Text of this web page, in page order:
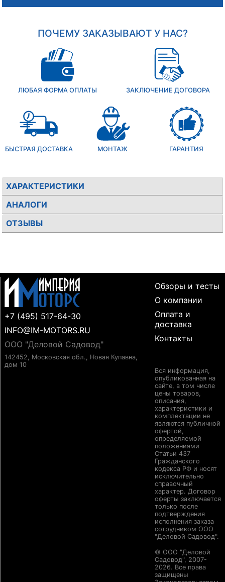
ПОЧЕМУ ЗАКАЗЫВАЮТ У НАС?
ЛЮБАЯ ФОРМА ОПЛАТЫ ЗАКЛЮЧЕНИЕ ДОГОВОРА
БЫСТРАЯ ДОСТАВКА МОНТАЖ ГАРАНТИЯ
ХАРАКТЕРИСТИКИ
АНАЛОГИ
ОТЗЫВЫ
+7 (495) 517-64-30
INFO@IM-MOTORS.RU
ООО "Деловой Садовод"
142452, Московская обл., Новая Купавна,
дом 10
Обзоры и тесты
О компании
Оплата и
доставка
Контакты
Вся информация,
опубликованная на
сайте, в том числе
цены товаров,
описания,
характеристики и
комплектации не
являются публичной
офертой,
определяемой
положениями
Статьи 437
Гражданского
кодекса РФ и носят
исключительно
справочный
характер. Договор
оферты заключается
только после
подтверждения
исполнения заказа
сотрудником ООО
"Деловой Садовод".
© ООО "Деловой
Садовод", 2007-
2026. Все права
защищены